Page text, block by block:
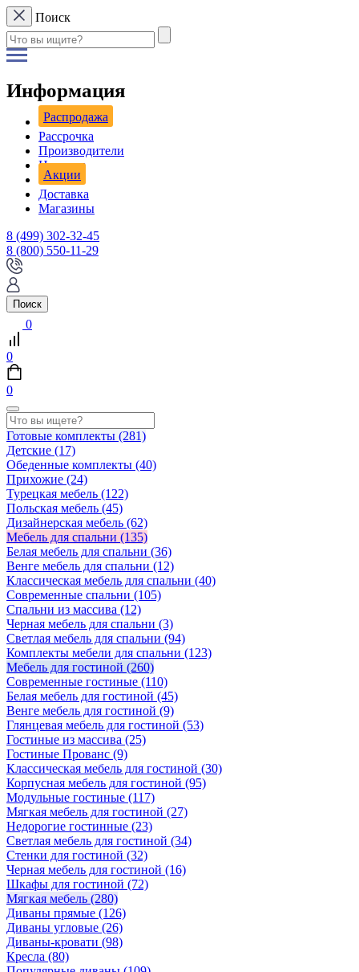
Поиск
Информация
Распродажа
Рассрочка
Производители
Новости
Акции
Доставка
Магазины
8 (499) 302-32-45
8 (800) 550-11-29
Поиск
0
0
0
Готовые комплекты (281)
Детские (17)
Обеденные комплекты (40)
Прихожие (24)
Турецкая мебель (122)
Польская мебель (45)
Дизайнерская мебель (62)
Мебель для спальни (135)
Белая мебель для спальни (36)
Венге мебель для спальни (12)
Классическая мебель для спальни (40)
Современные спальни (105)
Спальни из массива (12)
Черная мебель для спальни (3)
Светлая мебель для спальни (94)
Комплекты мебели для спальни (123)
Мебель для гостиной (260)
Современные гостиные (110)
Белая мебель для гостиной (45)
Венге мебель для гостиной (9)
Глянцевая мебель для гостиной (53)
Гостиные из массива (25)
Гостиные Прованс (9)
Классическая мебель для гостиной (30)
Корпусная мебель для гостиной (95)
Модульные гостиные (117)
Мягкая мебель для гостиной (27)
Недорогие гостинные (23)
Светлая мебель для гостиной (34)
Стенки для гостиной (32)
Черная мебель для гостиной (16)
Шкафы для гостиной (72)
Мягкая мебель (280)
Диваны прямые (126)
Диваны угловые (26)
Диваны-кровати (98)
Кресла (80)